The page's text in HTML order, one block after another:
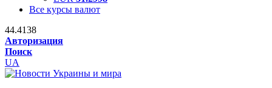
Все курсы валют
44.4138
Авторизация
Поиск
UA